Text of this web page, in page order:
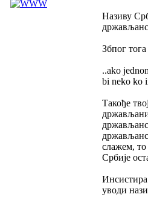
Називу
Збпог тога
..ako
bi neko ko
Такође
слажем,
Србије
уводи